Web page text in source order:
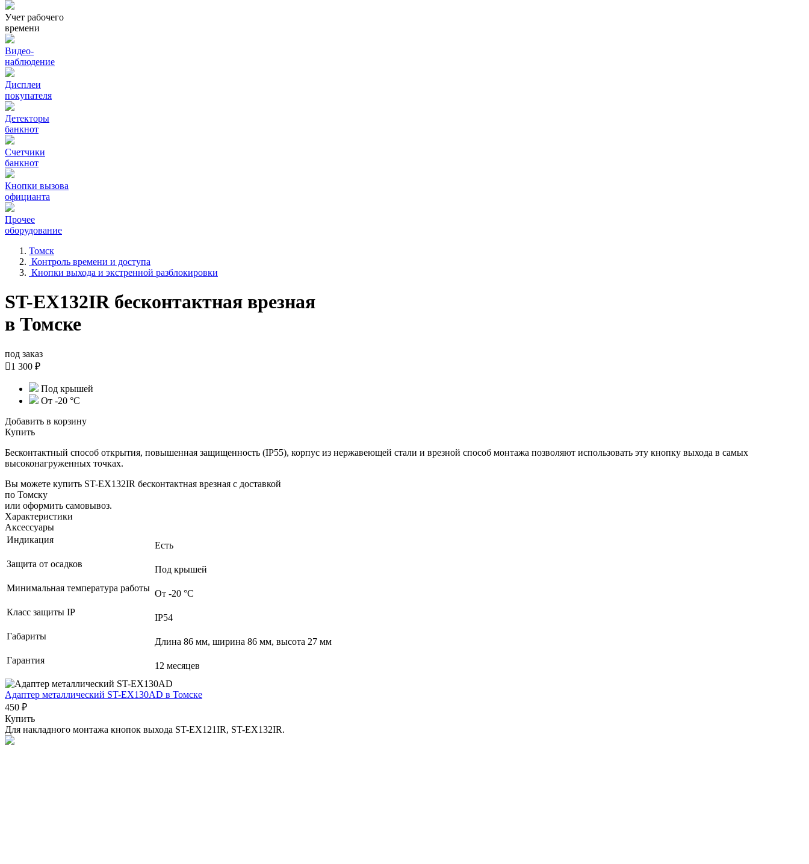
Учет рабочего
времени
Видео‑
наблюдение
Дисплеи
покупателя
Детекторы
банкнот
Счетчики
банкнот
Кнопки вызова
официанта
Прочее
оборудование
Томск
Контроль времени и доступа
Кнопки выхода и экстренной разблокировки
ST-EX132IR бесконтактная врезная
в Томске
под заказ
1 300 ₽
Под крышей
От -20 °С
Добавить в корзину
Купить
Бесконтактный способ открытия, повышенная защищенность (IP55), корпус из нержавеющей стали и врезной способ монтажа позволяют использовать эту кнопку выхода в самых
высоконагруженных точках.
Вы можете купить ST-EX132IR бесконтактная врезная с доставкой
по Томску
или оформить самовывоз.
Характеристики
Аксессуары
Индикация
Есть
Защита от осадков
Под крышей
Минимальная температура работы
От -20 °С
Класс защиты IP
IP54
Габариты
Длина 86 мм, ширина 86 мм, высота 27 мм
Гарантия
12 месяцев
Адаптер металлический ST-EX130AD в Томске
450 ₽
Купить
Для накладного монтажа кнопок выхода ST-EX121IR, ST-EX132IR.